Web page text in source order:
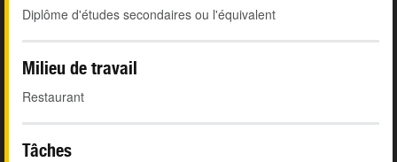
Diplôme d'études secondaires ou l'équivalent
Milieu de travail
Restaurant
Tâches